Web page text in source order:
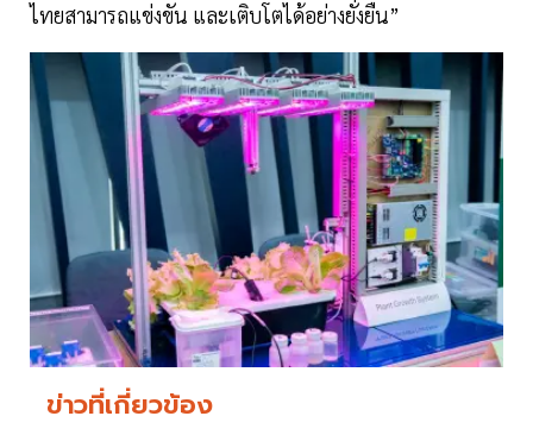
ไทยสามารถแข่งขัน และเติบโตได้อย่างยั่งยืน”
ข่าวที่เกี่ยวข้อง